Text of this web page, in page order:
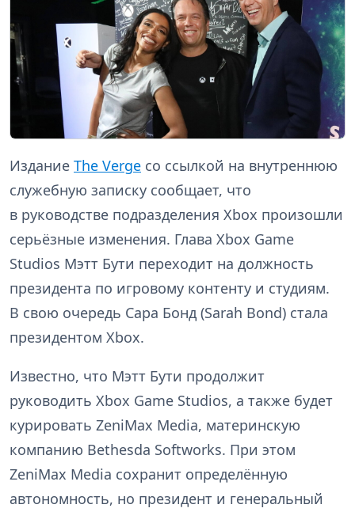
Издание The Verge со ссылкой на внутреннюю
служебную записку сообщает, что
в руководстве подразделения Xbox произошли
серьёзные изменения. Глава Xbox Game
Studios Мэтт Бути переходит на должность
президента по игровому контенту и студиям.
В свою очередь Сара Бонд (Sarah Bond) стала
президентом Xbox.
Известно, что Мэтт Бути продолжит
руководить Xbox Game Studios, а также будет
курировать ZeniMax Media, материнскую
компанию Bethesda Softworks. При этом
ZeniMax Media сохранит определённую
автономность, но президент и генеральный